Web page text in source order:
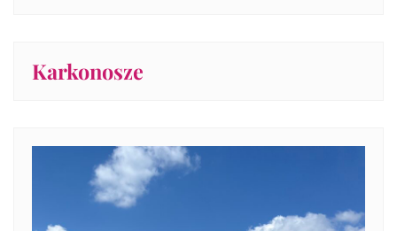
Karkonosze